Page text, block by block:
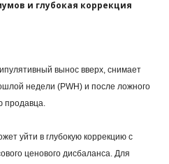
и глубокая коррекция
вынос вверх, снимает
недели (PWH) и после ложного
продавца.
уйти в глубокую коррекцию с
ценового дисбаланса. Для